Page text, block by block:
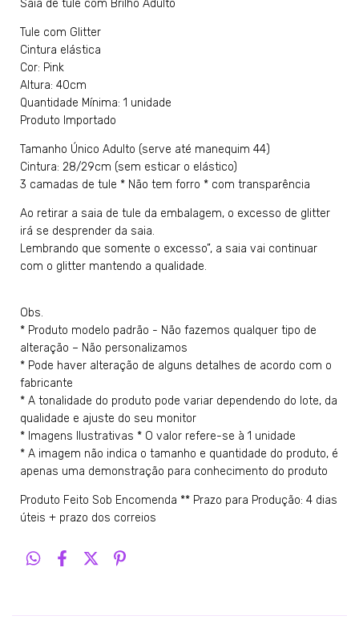
Saia de tule com Brilho Adulto
Tule com Glitter
Cintura elástica
Cor: Pink
Altura: 40cm
Quantidade Mínima: 1 unidade
Produto Importado
Tamanho Único Adulto (serve até manequim 44)
Cintura: 28/29cm (sem esticar o elástico)
3 camadas de tule * Não tem forro * com transparência
Ao retirar a saia de tule da embalagem, o excesso de glitter
irá se desprender da saia.
Lembrando que somente o excesso”, a saia vai continuar
com o glitter mantendo a qualidade.
Obs.
* Produto modelo padrão - Não fazemos qualquer tipo de
alteração – Não personalizamos
* Pode haver alteração de alguns detalhes de acordo com o
fabricante
* A tonalidade do produto pode variar dependendo do lote, da
qualidade e ajuste do seu monitor
* Imagens Ilustrativas * O valor refere-se à 1 unidade
* A imagem não indica o tamanho e quantidade do produto, é
apenas uma demonstração para conhecimento do produto
Produto Feito Sob Encomenda ** Prazo para Produção: 4 dias
úteis + prazo dos correios